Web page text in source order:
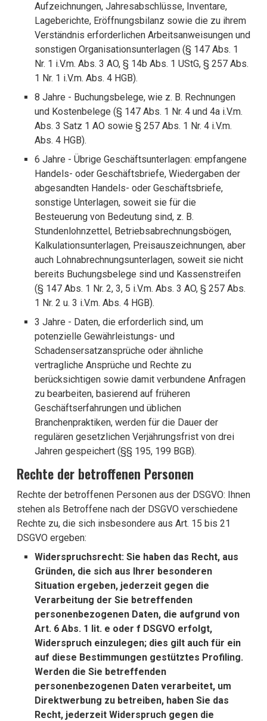
Aufzeichnungen, Jahresabschlüsse, Inventare,
Lageberichte, Eröffnungsbilanz sowie die zu ihrem
Verständnis erforderlichen Arbeitsanweisungen und
sonstigen Organisationsunterlagen (§ 147 Abs. 1
Nr. 1 i.V.m. Abs. 3 AO, § 14b Abs. 1 UStG, § 257 Abs.
1 Nr. 1 i.V.m. Abs. 4 HGB).
8 Jahre - Buchungsbelege, wie z. B. Rechnungen
und Kostenbelege (§ 147 Abs. 1 Nr. 4 und 4a i.V.m.
Abs. 3 Satz 1 AO sowie § 257 Abs. 1 Nr. 4 i.V.m.
Abs. 4 HGB).
6 Jahre - Übrige Geschäftsunterlagen: empfangene
Handels- oder Geschäftsbriefe, Wiedergaben der
abgesandten Handels- oder Geschäftsbriefe,
sonstige Unterlagen, soweit sie für die
Besteuerung von Bedeutung sind, z. B.
Stundenlohnzettel, Betriebsabrechnungsbögen,
Kalkulationsunterlagen, Preisauszeichnungen, aber
auch Lohnabrechnungsunterlagen, soweit sie nicht
bereits Buchungsbelege sind und Kassenstreifen
(§ 147 Abs. 1 Nr. 2, 3, 5 i.V.m. Abs. 3 AO, § 257 Abs.
1 Nr. 2 u. 3 i.V.m. Abs. 4 HGB).
3 Jahre - Daten, die erforderlich sind, um
potenzielle Gewährleistungs- und
Schadensersatzansprüche oder ähnliche
vertragliche Ansprüche und Rechte zu
berücksichtigen sowie damit verbundene Anfragen
zu bearbeiten, basierend auf früheren
Geschäftserfahrungen und üblichen
Branchenpraktiken, werden für die Dauer der
regulären gesetzlichen Verjährungsfrist von drei
Jahren gespeichert (§§ 195, 199 BGB).
Rechte der betroffenen Personen
Rechte der betroffenen Personen aus der DSGVO: Ihnen
stehen als Betroffene nach der DSGVO verschiedene
Rechte zu, die sich insbesondere aus Art. 15 bis 21
DSGVO ergeben:
Widerspruchsrecht: Sie haben das Recht, aus
Gründen, die sich aus Ihrer besonderen
Situation ergeben, jederzeit gegen die
Verarbeitung der Sie betreffenden
personenbezogenen Daten, die aufgrund von
Art. 6 Abs. 1 lit. e oder f DSGVO erfolgt,
Widerspruch einzulegen; dies gilt auch für ein
auf diese Bestimmungen gestütztes Profiling.
Werden die Sie betreffenden
personenbezogenen Daten verarbeitet, um
Direktwerbung zu betreiben, haben Sie das
Recht, jederzeit Widerspruch gegen die